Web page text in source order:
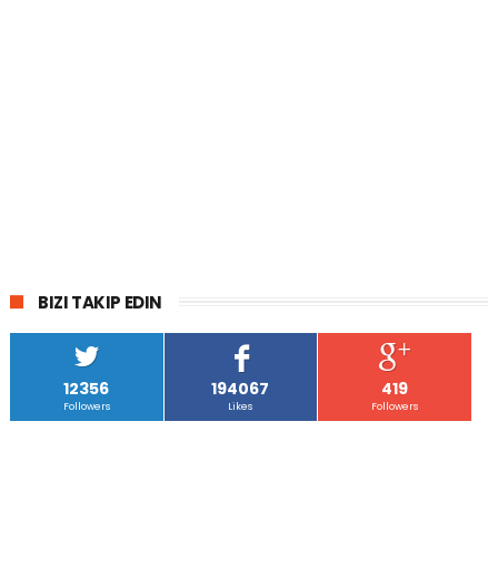
BIZI TAKIP EDIN
12356
Followers
194067
Likes
419
Followers